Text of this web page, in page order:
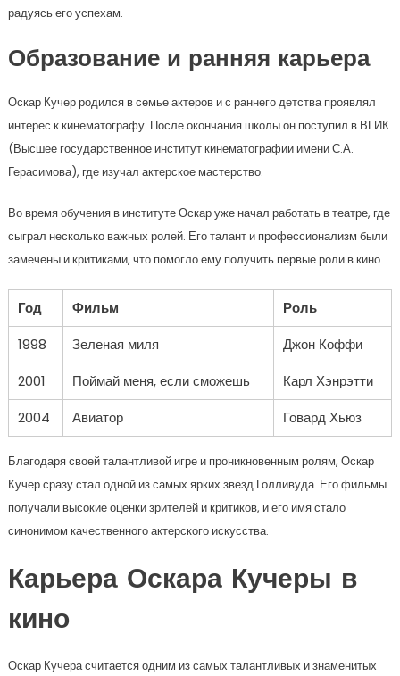
радуясь его успехам.
Образование и ранняя карьера
Оскар Кучер родился в семье актеров и с раннего детства проявлял
интерес к кинематографу. После окончания школы он поступил в ВГИК
(Высшее государственное институт кинематографии имени С.А.
Герасимова), где изучал актерское мастерство.
Во время обучения в институте Оскар уже начал работать в театре, где
сыграл несколько важных ролей. Его талант и профессионализм были
замечены и критиками, что помогло ему получить первые роли в кино.
Год Фильм
Роль
1998
Зеленая миля
Джон Коффи
2001
Поймай меня, если сможешь
Карл Хэнрэтти
2004
Авиатор Говард Хьюз
Благодаря своей талантливой игре и проникновенным ролям, Оскар
Кучер сразу стал одной из самых ярких звезд Голливуда. Его фильмы
получали высокие оценки зрителей и критиков, и его имя стало
синонимом качественного актерского искусства.
Карьера Оскара Кучеры в
кино
Оскар Кучера считается одним из самых талантливых и знаменитых